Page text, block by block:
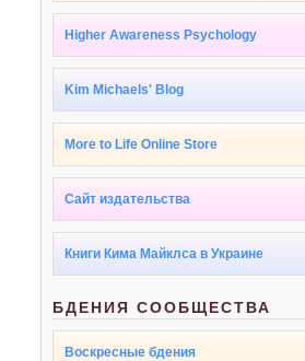
Higher Awareness Psychology
Kim Michaels' Blog
More to Life Online Store
Сайт издательства
Книги Кима Майклса в Украине
БДЕНИЯ СООБЩЕСТВА
Воскресные бдения